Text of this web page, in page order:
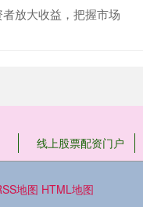
放大收益，把握市场
线上股票配资门户
地图 HTML地图